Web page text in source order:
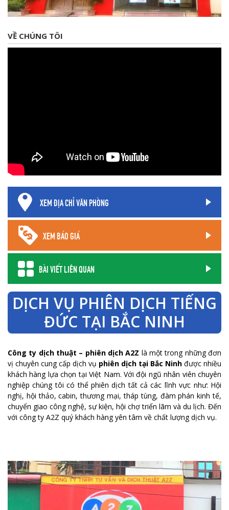
VỀ CHÚNG TÔI
XEM ĐỊA CHỈ VĂN PHÒNG
XEM BÁO GIÁ
BÀI VIẾT LIÊN QUAN
DỊCH VỤ PHIÊN DỊCH TIẾNG
ĐỨC TẠI BẮC NINH
Công ty dịch thuật – phiên dịch A2Z là một trong những đơn
vị chuyên cung cấp dịch vụ phiên dịch tại Bắc Ninh được nhiều
khách hàng lựa chọn tại Việt Nam. Với đội ngũ nhân viên chuyên
nghiệp chúng tôi có thể phiên dịch tất cả các lĩnh vực như: Hội
nghị, hội thảo, cabin, thương mại, tháp tùng, đàm phán kinh tế,
chuyển giao công nghệ, sự kiện, hội chợ triển lãm và du lịch. Đến
với công ty A2Z quý khách hàng yên tâm về chất lượng dịch vụ.